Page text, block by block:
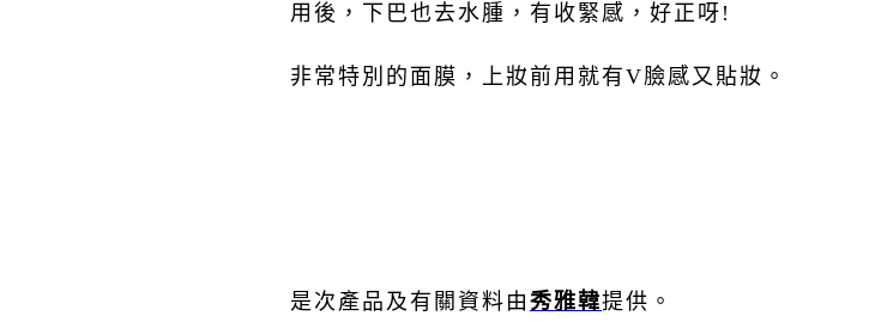
用後，下巴也去水腫，有收緊感，好正呀 !
非常特別的面膜，上妝前用就有V臉感又貼妝。
是次產品及有關資料由 秀雅韓提供。